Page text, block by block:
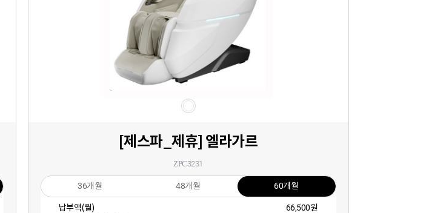
[제스파_제휴] 엘라가르
ZPC3231
36개월 48개월 60개월
납부액(월)
66,500원